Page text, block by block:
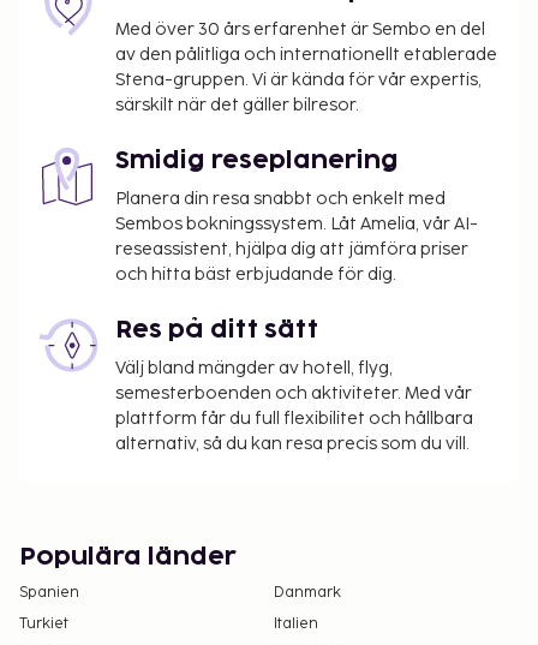
frukost dagligen mellan 08.00 och 10.00.
Du kommer att ombes att betala följande avgifter
på boendet – avgifterna kan inkludera tillämpliga
Stadsskatt: 0.88 EUR per person per natt.
Skatten gäller inte barn under 18 år.
Vi har listat alla tilläggsavgifter som boendet har
upplyst oss om.
Avgift för sen incheckning mellan 21.00 och
07.00
Det är möjligt att listan ovan inte är fullständig,
samt att avgifter och depositioner inte inkluderar
skatt. Observera att dessa kan komma att ändras.
Kontanttransaktioner på boendet kan inte
genom att kontakta boendet med
kontaktinformationen i bokningsbekräftelsen.
Förhandsbokningar krävs för massage.
Bokningar kan göras genom att kontakta detta
Med över 30 års erfarenhet är Sembo en del
av den pålitliga och internationellt etablerade
Stena-gruppen. Vi är kända för vår expertis,
särskilt när det gäller bilresor.
Smidig reseplanering
Planera din resa snabbt och enkelt med
Sembos bokningssystem. Låt Amelia, vår AI-
reseassistent, hjälpa dig att jämföra priser
och hitta bäst erbjudande för dig.
Res på ditt sätt
Välj bland mängder av hotell, flyg,
semesterboenden och aktiviteter. Med vår
plattform får du full flexibilitet och hållbara
alternativ, så du kan resa precis som du vill.
Populära länder
Spanien
Danmark
Turkiet
Italien